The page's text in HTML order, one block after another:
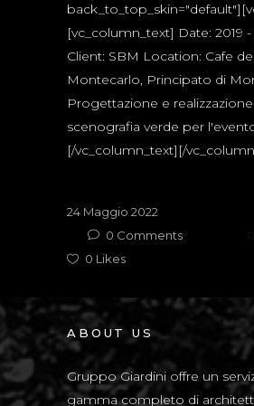
[vc_column_text] Date: 2019
Client: SBM Location: Cafe de
Montecarlo, Principato di
Progettazione e
scenografia verde per
[/vc_column_text][/
24 Maggio 2022
0 Comments
0 Likes
ABOUT US
Gruppo Giardini offre un
gamma completo di